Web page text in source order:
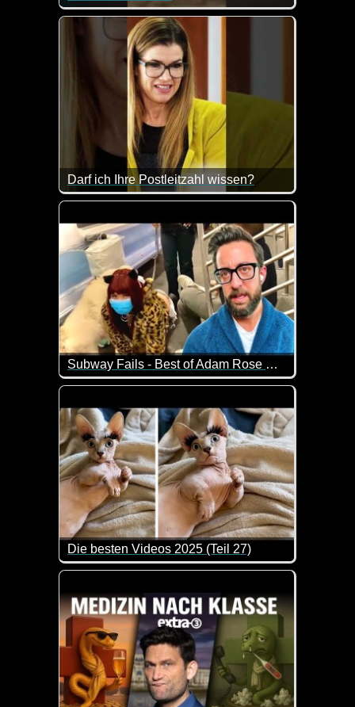
Ja, jetzt muss hart trainiert werden, um die Bikini-
Darf ich Ihre Postleitzahl wissen?
Anke Engelke bringt das mal wieder dermaßen
Subway Fails - Best of Adam Rose React Compilation
Ja, in der U-Bahn und ihren Stationen kann man
Die besten Videos 2025 (Teil 27)
Eine tolle Zusammenstellung von lustigen